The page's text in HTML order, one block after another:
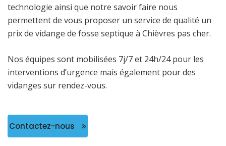
technologie ainsi que notre savoir faire nous
permettent de vous proposer un service de qualité un
prix de vidange de fosse septique à Chièvres pas cher.
Nos équipes sont mobilisées 7j/7 et 24h/24 pour les
interventions d’urgence mais également pour des
vidanges sur rendez-vous.
Contactez-nous